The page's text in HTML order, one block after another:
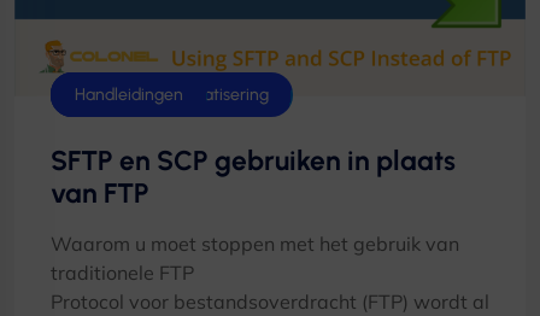
DevOps & Automatisering
Linux
Handleidingen
SFTP en SCP gebruiken in plaats
van FTP
Waarom u moet stoppen met het gebruik van
traditionele FTP
Protocol voor bestandsoverdracht (FTP) wordt al